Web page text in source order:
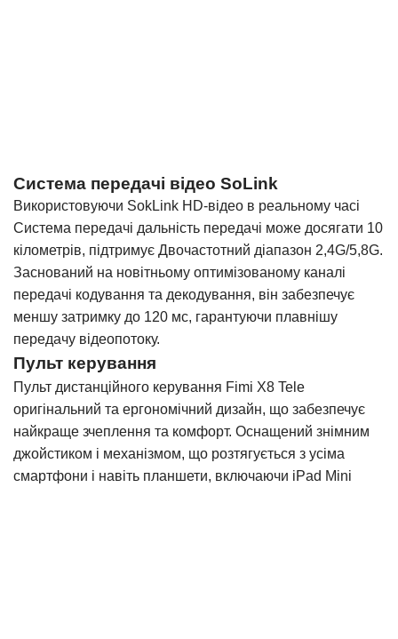
Система передачі відео SoLink
Використовуючи SokLink HD-відео в реальному часі
Система передачі дальність передачі може досягати 10
кілометрів, підтримує Двочастотний діапазон 2,4G/5,8G.
Заснований на новітньому оптимізованому каналі
передачі кодування та декодування, він забезпечує
меншу затримку до 120 мс, гарантуючи плавнішу
передачу відеопотоку.
Пульт керування
Пульт дистанційного керування Fimi X8 Tele
оригінальний та ергономічний дизайн, що забезпечує
найкраще зчеплення та комфорт. Оснащений знімним
джойстиком і механізмом, що розтягується з усіма
смартфони і навіть планшети, включаючи iPad Mini